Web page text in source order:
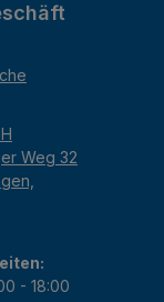
Weg 32
- 18:00